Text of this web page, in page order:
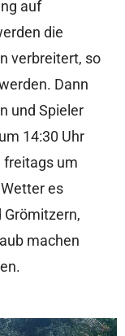
auf
die
verbreitert, so
Dann
und Spieler
14:30 Uhr
freitags um
es
machen